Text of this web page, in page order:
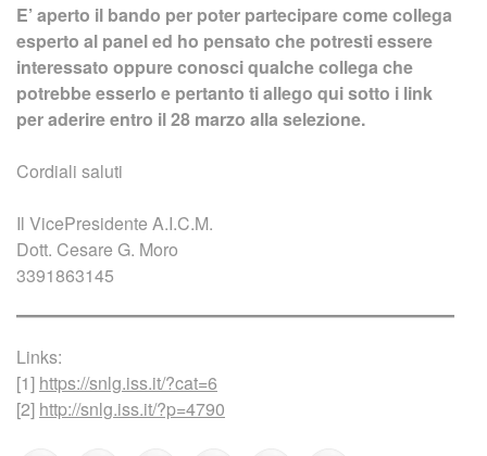
E’ aperto il bando per poter partecipare come collega
esperto al panel ed ho pensato che potresti essere
interessato oppure conosci qualche collega che
potrebbe esserlo e pertanto ti allego qui sotto i link
per aderire entro il 28 marzo alla selezione.
Cordiali saluti
Il VicePresidente A.I.C.M.
Dott. Cesare G. Moro
3391863145
Links:
[1] https://snlg.iss.it/?cat=6
[2] http://snlg.iss.it/?p=4790